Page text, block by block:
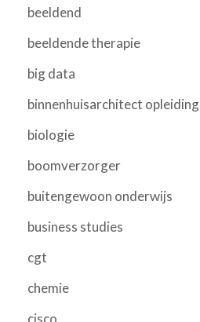
beeldend
beeldende therapie
big data
binnenhuisarchitect opleiding
biologie
boomverzorger
buitengewoon onderwijs
business studies
cgt
chemie
cisco